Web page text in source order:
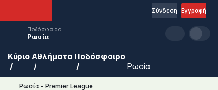
Εγγραφή
Σύνδεση
Ποδόσφαιρο
Ρωσία
Κύριο Αθλήματα Ποδόσφαιρο
Ρωσία
Ρωσία - Premier League